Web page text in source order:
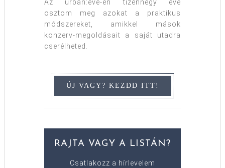
Az urban:eve-en tizennégy éve
osztom meg azokat a praktikus
módszereket, amikkel mások
konzerv-megoldásait a saját utadra
cserélheted.
RAJTA VAGY A LISTÁN?
Csatlakozz a hírlevelem